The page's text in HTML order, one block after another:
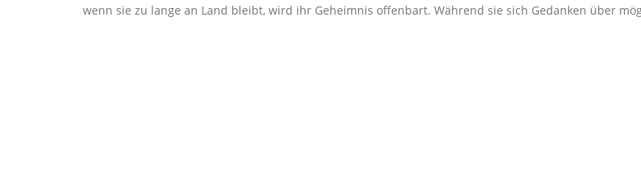
wenn sie zu lange an Land bleibt, wird ihr Geheimnis offenbart. Während sie sich Gedanken über